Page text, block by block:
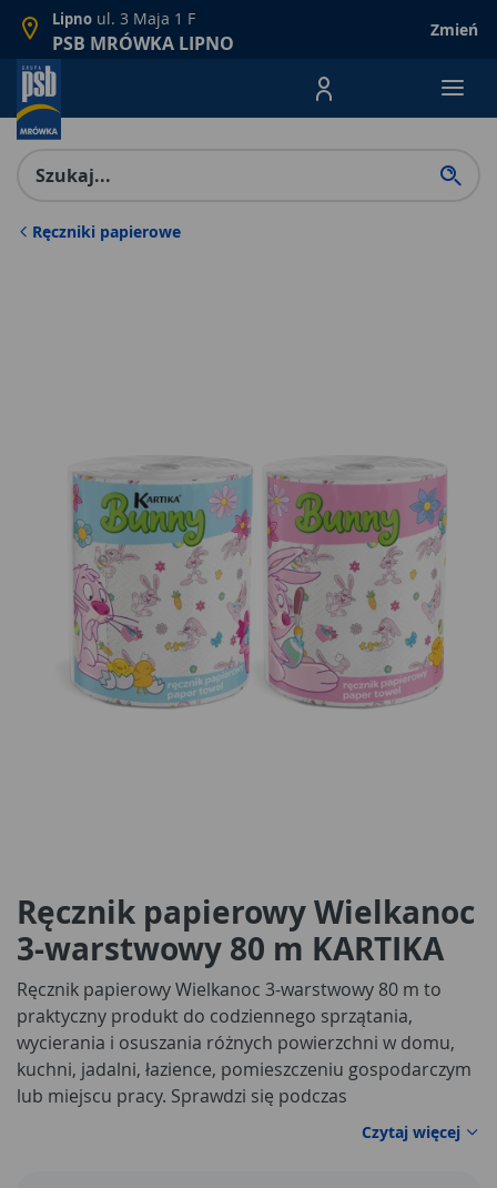
Lipno ul. 3 Maja 1 F
PSB MRÓWKA LIPNO
Zmień
Menu Produktów,
Ręczniki papierowe
Ręcznik papierowy Wielkanoc
3-warstwowy 80 m KARTIKA
Ręcznik papierowy Wielkanoc 3-warstwowy 80 m to
praktyczny produkt do codziennego sprzątania,
wycierania i osuszania różnych powierzchni w domu,
kuchni, jadalni, łazience, pomieszczeniu gospodarczym
lub miejscu pracy. Sprawdzi się podczas
przygotowywania posiłków, świątecznych porządków,
wycierania blatów, stołów, zlewów, naczyń, drobnych
Czytaj więcej